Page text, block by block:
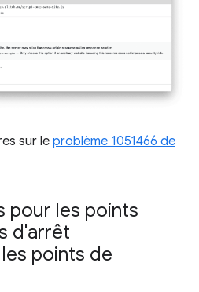
sur le problème 1051466 de
pour les points
d'arrêt
points de